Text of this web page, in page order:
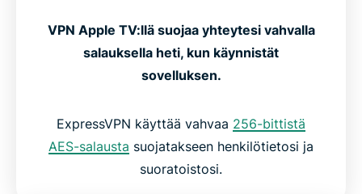
Yhteensopiva kaikkien Apple TV -sukupolvien
Ilmaiset vs. maksulliset VPN:t Apple TV:lle
Mitä ihmiset sanovat ExpressVPN:stä
VPN Apple TV:llä suojaa yhteytesi vahvalla
salauksella heti, kun käynnistät
sovelluksen.
ExpressVPN käyttää vahvaa 256-bittistä
AES-salausta suojatakseen henkilötietosi ja
suoratoistosi.